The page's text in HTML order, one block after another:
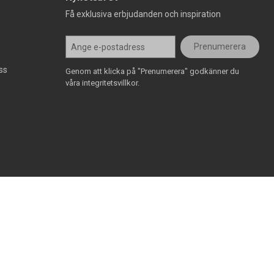
Få exklusiva erbjudanden och inspiration
Prenumerera
Genom att klicka på "Prenumerera" godkänner du
våra integritetsvillkor.